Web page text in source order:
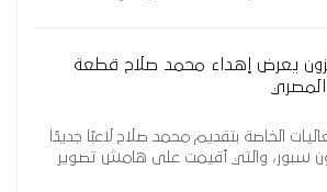
يعرض إهداء محمد صلاح قطعة
الخاصة بتقديم محمد صلاح لاعبًا جديدًا
سبور، والتي أقيمت على هامش تصوير